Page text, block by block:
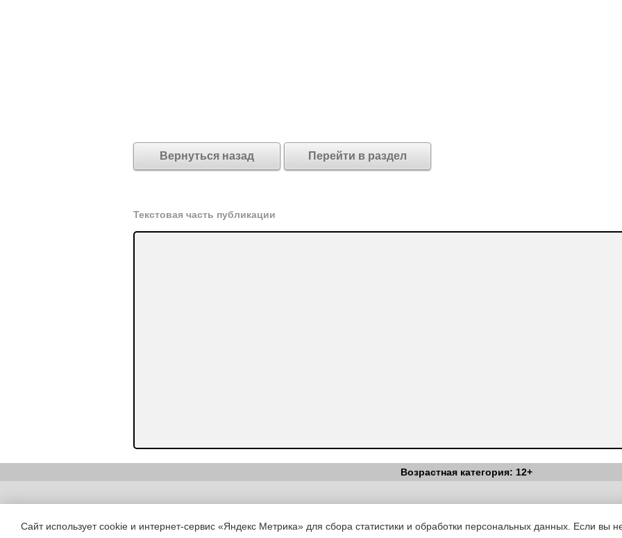
Вернуться назад Перейти в раздел
Текстовая часть публикации
Возрастная категория: 12+
Copyright (c) |Вестник Педагога|Об издании|Условия|Политика
Сайт использует cookie и интернет-сервис «Яндекс Метрика» для сбора статистики и обработки персональных данных. Если вы